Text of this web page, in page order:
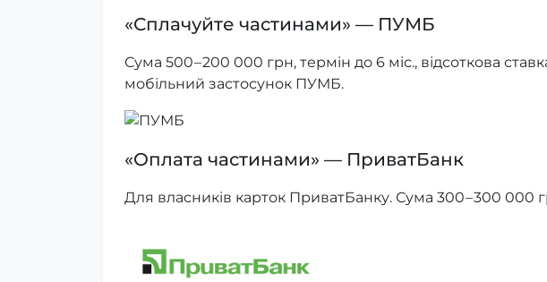
«Сплачуйте частинами» — ПУМБ
Сума 500 – 200 000 грн, термін до 6 міс., відсоткова
мобільний застосунок ПУМБ.
«Оплата частинами» — ПриватБанк
Для власників карток ПриватБанку. Сума 300 – 300 000